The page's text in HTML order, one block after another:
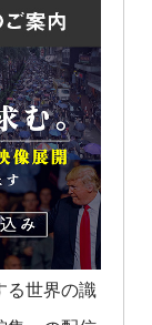
る世界の識